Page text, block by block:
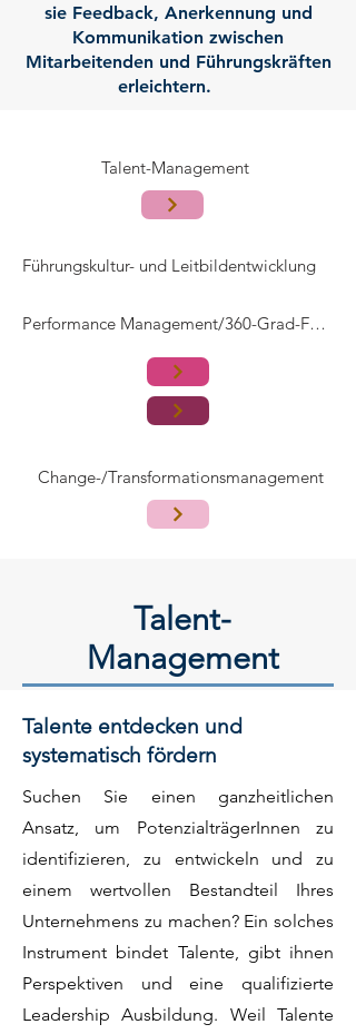
sie Feedback, Anerkennung und
Kommunikation zwischen
Mitarbeitenden und Führungskräften
erleichtern.
Talent-Management
Führungskultur- und Leitbildentwicklung
Performance Management/360-Grad-Feedback
Change-/Transformationsmanagement
Talent-
Management
Talente entdecken und
systematisch fördern
Suchen Sie einen ganzheitlichen
Ansatz, um PotenzialträgerInnen zu
identifizieren, zu entwickeln und zu
einem wertvollen Bestandteil Ihres
Unternehmens zu machen? Ein solches
Instrument bindet Talente, gibt ihnen
Perspektiven und eine qualifizierte
Leadership Ausbildung. Weil Talente